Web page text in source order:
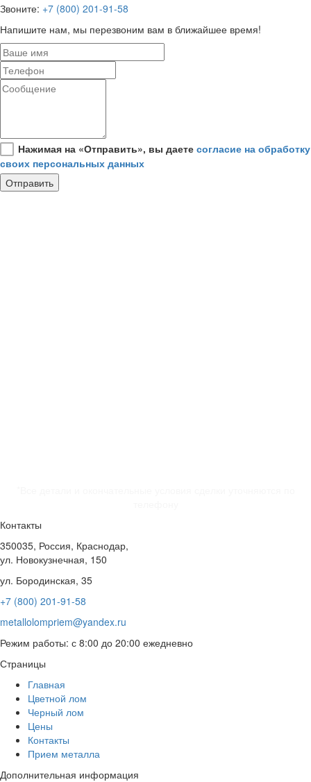
Звоните: +7 (800) 201-91-58
Напишите нам, мы перезвоним вам в ближайшее время!
Нажимая на «Отправить», вы даете согласие на обработку
своих персональных данных
Контакты
350035, Россия, Краснодар,
ул. Новокузнечная, 150
ул. Бородинская, 35
+7 (800) 201-91-58
metallolompriem@yandex.ru
Режим работы: с 8:00 до 20:00 ежедневно
Страницы
Главная
Цветной лом
Черный лом
Цены
Контакты
Прием металла
Дополнительная информация